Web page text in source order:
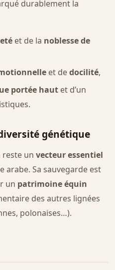
durablement la
et de la noblesse de
et dedocilité,
portée hautet d’un
génétique
reste un vecteur essentiel
arabe. Sa sauvegarde est
un patrimoine équin
des autres lignées
polonaises…).